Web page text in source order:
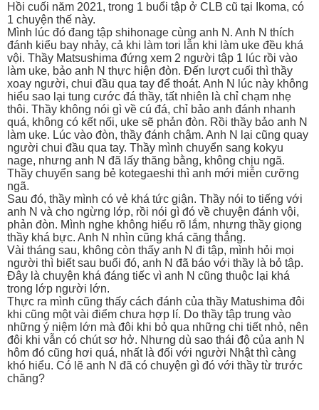
Hồi cuối năm 2021, trong 1 buổi tập ở CLB cũ tại Ikoma, có
1 chuyện thế này.
Mình lúc đó đang tập shihonage cùng anh N. Anh N thích
đánh kiểu bay nhảy, cả khi làm tori lẫn khi làm uke đều khá
vội. Thầy Matsushima đứng xem 2 người tập 1 lúc rồi vào
làm uke, bảo anh N thực hiện đòn. Đến lượt cuối thì thầy
xoay người, chui đầu qua tay để thoát. Anh N lúc này không
hiểu sao lại tung cước đá thầy, tất nhiên là chỉ chạm nhẹ
thôi. Thầy không nói gì về cú đá, chỉ bảo anh đánh nhanh
quá, không có kết nối, uke sẽ phản đòn. Rồi thầy bảo anh N
làm uke. Lúc vào đòn, thầy đánh chậm. Anh N lại cũng quay
người chui đầu qua tay. Thầy mình chuyển sang kokyu
nage, nhưng anh N đã lấy thăng bằng, không chịu ngã.
Thầy chuyển sang bẻ kotegaeshi thì anh mới miễn cưỡng
ngã.
Sau đó, thầy mình có vẻ khá tức giận. Thầy nói to tiếng với
anh N và cho ngừng lớp, rồi nói gì đó về chuyện đánh vội,
phản đòn. Mình nghe không hiểu rõ lắm, nhưng thầy giọng
thầy khá bực. Anh N nhìn cũng khá căng thẳng.
Vài tháng sau, không còn thấy anh N đi tập, mình hỏi mọi
người thì biết sau buổi đó, anh N đã báo với thầy là bỏ tập.
Đây là chuyện khá đáng tiếc vì anh N cũng thuộc lại khá
trong lớp người lớn.
Thực ra mình cũng thấy cách đánh của thầy Matushima đôi
khi cũng một vài điểm chưa hợp lí. Do thầy tập trung vào
những ý niệm lớn mà đôi khi bỏ qua những chi tiết nhỏ, nên
đôi khi vẫn có chút sơ hở. Nhưng dù sao thái độ của anh N
hôm đó cũng hơi quá, nhất là đối với người Nhật thì càng
khó hiểu. Có lẽ anh N đã có chuyện gì đó với thầy từ trước
chăng?